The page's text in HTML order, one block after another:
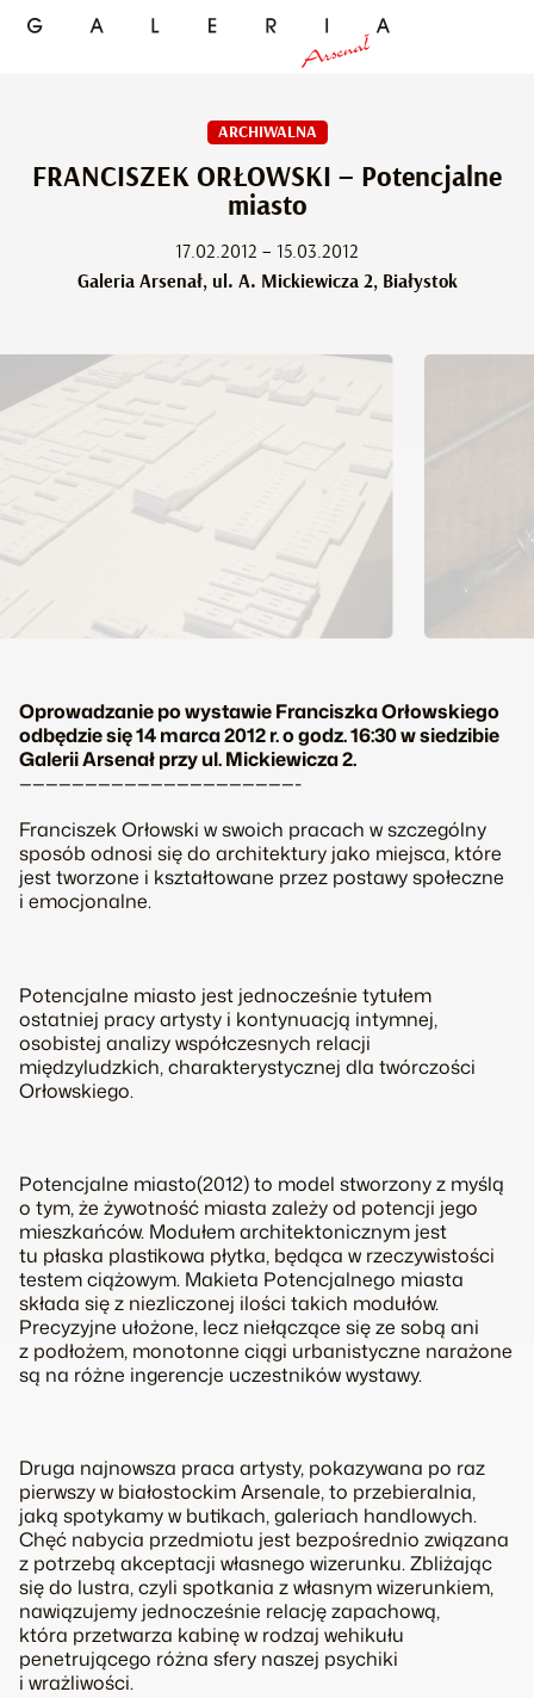
ARCHIWALNA
FRANCISZEK ORŁOWSKI – Potencjalne
miasto
17.02.2012 – 15.03.2012
Galeria Arsenał, ul. A. Mickiewicza 2, Białystok
Oprowadzanie po wystawie Franciszka Orłowskiego
odbędzie się 14 marca 2012 r. o godz. 16:30 w siedzibie
Galerii Arsenał przy ul. Mickiewicza 2.
—————————————————————-
Franciszek Orłowski w swoich pracach w szczególny
sposób odnosi się do architektury jako miejsca, które
jest tworzone i kształtowane przez postawy społeczne
i emocjonalne.
Potencjalne miasto jest jednocześnie tytułem
ostatniej pracy artysty i kontynuacją intymnej,
osobistej analizy współczesnych relacji
międzyludzkich, charakterystycznej dla twórczości
Orłowskiego.
Potencjalne miasto(2012) to model stworzony z myślą
o tym, że żywotność miasta zależy od potencji jego
mieszkańców. Modułem architektonicznym jest
tu płaska plastikowa płytka, będąca w rzeczywistości
testem ciążowym. Makieta Potencjalnego miasta
składa się z niezliczonej ilości takich modułów.
Precyzyjne ułożone, lecz niełączące się ze sobą ani
z podłożem, monotonne ciągi urbanistyczne narażone
są na różne ingerencje uczestników wystawy.
Druga najnowsza praca artysty, pokazywana po raz
pierwszy w białostockim Arsenale, to przebieralnia,
jaką spotykamy w butikach, galeriach handlowych.
Chęć nabycia przedmiotu jest bezpośrednio związana
z potrzebą akceptacji własnego wizerunku. Zbliżając
się do lustra, czyli spotkania z własnym wizerunkiem,
nawiązujemy jednocześnie relację zapachową,
która przetwarza kabinę w rodzaj wehikułu
penetrującego różna sfery naszej psychiki
i wrażliwości.